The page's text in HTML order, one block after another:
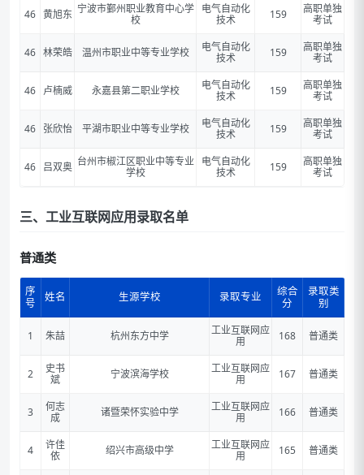
46 黄旭东 宁波市鄞州职业教育中心学
校
电气自动化
技术
159
高职单独
考试
46 林荣皓 温州市职业中等专业学校
电气自动化
技术
159
高职单独
考试
46 卢楠威 永嘉县第二职业学校
电气自动化
技术
159
高职单独
考试
46 张欣怡 平湖市职业中等专业学校
电气自动化
技术
159
高职单独
考试
46 吕双奥 台州市椒江区职业中等专业
学校
电气自动化
技术
159
高职单独
考试
三、工业互联网应用录取名单
普通类
序
号
姓名 生源学校 录取专业
综合
分
录取类
别
1 朱喆 杭州东方中学
工业互联网应
用
168 普通类
2
史书
斌
宁波滨海学校
工业互联网应
用
167 普通类
3
何志
成
诸暨荣怀实验中学
工业互联网应
用
166 普通类
4
许佳
依
绍兴市高级中学
工业互联网应
用
165 普通类